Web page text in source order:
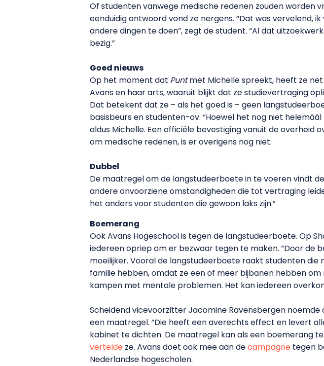
Of studenten vanwege medische redenen zouden worden
eenduidig antwoord vond ze nergens. “Dat was vervelend,
andere dingen te doen”, zegt de student. “Al dat
bezig.”
Goed nieuws
Op het moment dat Puntmet Michelle spreekt, heeft ze
Avans en haar arts, waaruit blijkt dat ze studievertraging
Dat betekent dat ze – als het goed is – geen
basisbeurs en studenten-ov. “Hoewel het nog niet
aldus Michelle. Een officiële bevestiging vanuit de
om medische redenen, is er overigens nog niet.
Dubbel
De maatregel om de langstudeerboete in te voeren vindt
andere onvoorziene omstandigheden die tot vertraging
het anders voor studenten die gewoon laks zijn.”
Boemerang
Ook Avans Hogeschool is tegen de langstudeerboete. Op
iedereen opriep om er bezwaar tegen te maken. ”Door de
moeilijker. Vooral de langstudeerboete raakt studenten
familie hebben, omdat ze een of meer bijbanen hebben
kampen met mentale problemen. Het kan iedereen
Scheidend vicevoorzitter Jacomine Ravensbergen
een maatregel. ”Die heeft een averechts effect en levert
kabinet te dichten. De maatregel kan als een boemerang
vertelde ze. Avans doet ook mee aan decampagne tegen
Nederlandse hogescholen.